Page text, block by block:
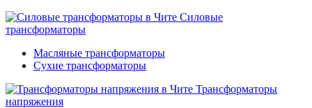
Силовые
трансформаторы
Масляные трансформаторы
Сухие трансформаторы
Трансформаторы
напряжения